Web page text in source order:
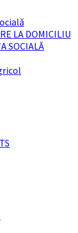
LA DOMICILIU
SOCIALĂ